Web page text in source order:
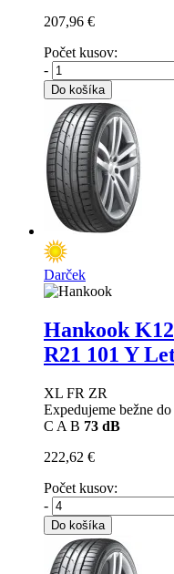
207,96 €
Počet kusov:
-
Do košíka
Darček
Hankook
R21 101 Y
XL FR ZR
Expedujeme bežne
C A B 73 dB
222,62 €
Počet kusov:
-
Do košíka